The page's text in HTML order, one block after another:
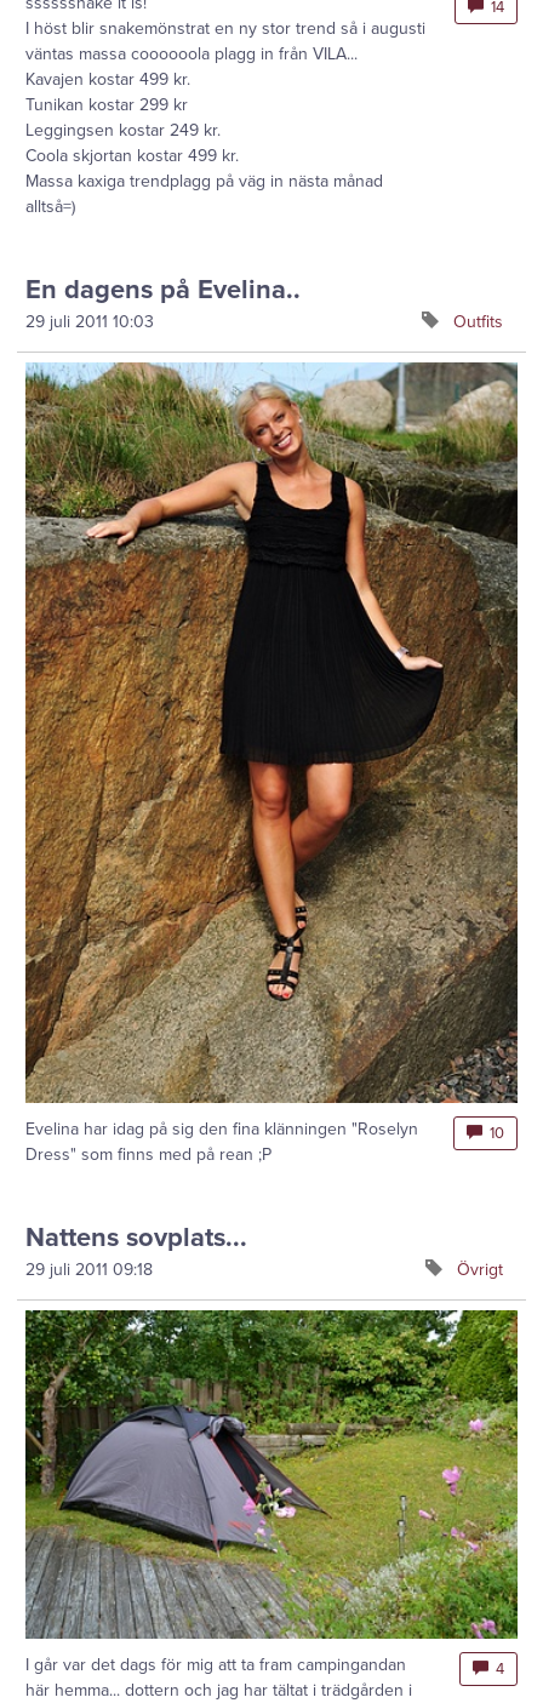
I höst blir snakemönstrat en ny stor trend så i augusti
väntas massa coooooola plagg in från VILA...
Kavajen kostar 499 kr.
Tunikan kostar 299 kr
Leggingsen kostar 249 kr.
Coola skjortan kostar 499 kr.
Massa kaxiga trendplagg på väg in nästa månad
alltså=)
14
En dagens på Evelina..
29 juli 2011 10:03 Outfits
Evelina har idag på sig den fina klänningen "Roselyn
Dress" som finns med på rean ;P
10
Nattens sovplats...
29 juli 2011 09:18 Övrigt
I går var det dags för mig att ta fram campingandan
här hemma... dottern och jag har tältat i trädgården i
4